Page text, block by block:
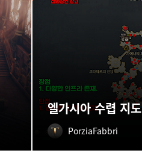
엘가시아 수렵 지도
PorziaFabbri